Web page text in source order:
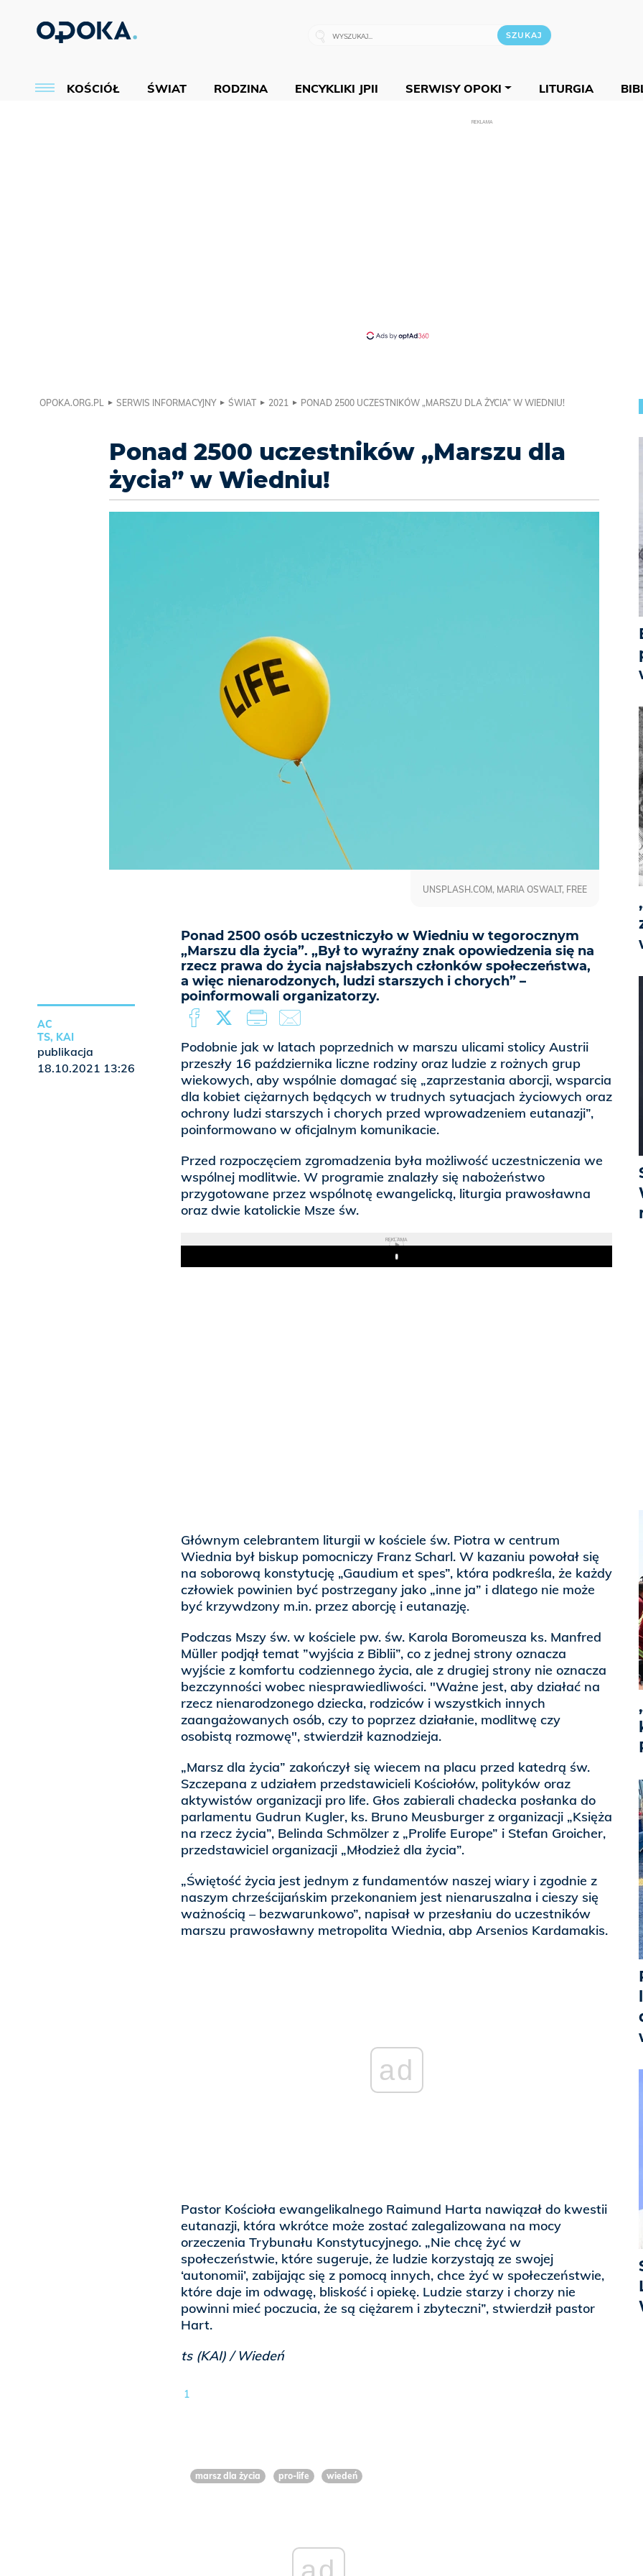
KOŚCIÓŁ ŚWIAT RODZINA ENCYKLIKI JPII SERWISY OPOKI LITURGIA
REKLAMA
OPOKA.ORG.PL SERWIS INFORMACYJNY ŚWIAT 2021 PONAD 2500 UCZESTNIKÓW „MARSZU DLA ŻYCIA” W WIEDNIU!
Ponad 2500 uczestników „Marszu dla
życia” w Wiedniu!
Ponad 2500 osób uczestniczyło w Wiedniu w tegorocznym
„Marszu dla życia”. „Był to wyraźny znak opowiedzenia się na
rzecz prawa do życia najsłabszych członków społeczeństwa,
a więc nienarodzonych, ludzi starszych i chorych” –
poinformowali organizatorzy.
UNSPLASH.COM, MARIA OSWALT, FREE
Podobnie jak w latach poprzednich w marszu ulicami stolicy Austrii
przeszły 16 października liczne rodziny oraz ludzie z rożnych grup
wiekowych, aby wspólnie domagać się „zaprzestania aborcji, wsparcia
dla kobiet ciężarnych będących w trudnych sytuacjach życiowych oraz
ochrony ludzi starszych i chorych przed wprowadzeniem eutanazji”,
poinformowano w oficjalnym komunikacie.
Przed rozpoczęciem zgromadzenia była możliwość uczestniczenia we
wspólnej modlitwie. W programie znalazły się nabożeństwo
przygotowane przez wspólnotę ewangelicką, liturgia prawosławna
oraz dwie katolickie Msze św.
REKLAMA
Play
Głównym celebrantem liturgii w kościele św. Piotra w centrum
Wiednia był biskup pomocniczy Franz Scharl. W kazaniu powołał się
na soborową konstytucję „Gaudium et spes”, która podkreśla, że każdy
człowiek powinien być postrzegany jako „inne ja” i dlatego nie może
być krzywdzony m.in. przez aborcję i eutanazję.
Podczas Mszy św. w kościele pw. św. Karola Boromeusza ks. Manfred
Müller podjął temat ”wyjścia z Biblii”, co z jednej strony oznacza
wyjście z komfortu codziennego życia, ale z drugiej strony nie oznacza
bezczynności wobec niesprawiedliwości. "Ważne jest, aby działać na
rzecz nienarodzonego dziecka, rodziców i wszystkich innych
zaangażowanych osób, czy to poprzez działanie, modlitwę czy
osobistą rozmowę", stwierdził kaznodzieja.
„Marsz dla życia” zakończył się wiecem na placu przed katedrą św.
Szczepana z udziałem przedstawicieli Kościołów, polityków oraz
aktywistów organizacji pro life. Głos zabierali chadecka posłanka do
parlamentu Gudrun Kugler, ks. Bruno Meusburger z organizacji „Księża
na rzecz życia”, Belinda Schmölzer z „Prolife Europe” i Stefan Groicher,
przedstawiciel organizacji „Młodzież dla życia”.
„Świętość życia jest jednym z fundamentów naszej wiary i zgodnie z
naszym chrześcijańskim przekonaniem jest nienaruszalna i cieszy się
ważnością – bezwarunkowo”, napisał w przesłaniu do uczestników
marszu prawosławny metropolita Wiednia, abp Arsenios Kardamakis.
ad
Pastor Kościoła ewangelikalnego Raimund Harta nawiązał do kwestii
eutanazji, która wkrótce może zostać zalegalizowana na mocy
orzeczenia Trybunału Konstytucyjnego. „Nie chcę żyć w
społeczeństwie, które sugeruje, że ludzie korzystają ze swojej
‘autonomii’, zabijając się z pomocą innych, chce żyć w społeczeństwie,
które daje im odwagę, bliskość i opiekę. Ludzie starzy i chorzy nie
powinni mieć poczucia, że są ciężarem i zbyteczni”, stwierdził pastor
Hart.
ts (KAI) / Wiedeń
1
AC
TS, KAI
publikacja
18.10.2021 13:26
marsz dla życia pro-life wiedeń